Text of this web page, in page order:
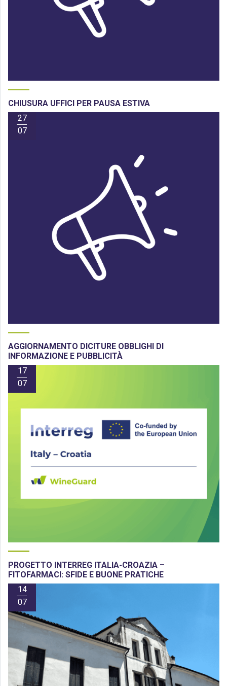
CHIUSURA UFFICI PER PAUSA ESTIVA
27
07
AGGIORNAMENTO DICITURE OBBLIGHI DI
INFORMAZIONE E PUBBLICITÀ
17
07
PROGETTO INTERREG ITALIA-CROAZIA –
FITOFARMACI: SFIDE E BUONE PRATICHE
14
07